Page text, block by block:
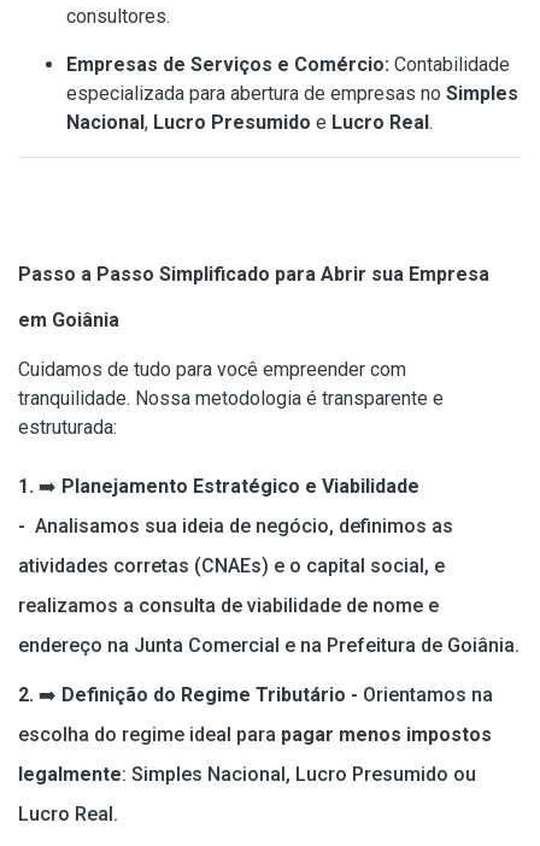
consultores.
Empresas de Serviços e Comércio: Contabilidade
especializada para abertura de empresas no Simples
Nacional, Lucro Presumido e Lucro Real.
Passo a Passo Simplificado para Abrir sua Empresa
em Goiânia
Cuidamos de tudo para você empreender com
tranquilidade. Nossa metodologia é transparente e
estruturada:
1. ➡️ Planejamento Estratégico e Viabilidade
- Analisamos sua ideia de negócio, definimos as
atividades corretas (CNAEs) e o capital social, e
realizamos a consulta de viabilidade de nome e
endereço na Junta Comercial e na Prefeitura de Goiânia.
2. ➡️ Definição do Regime Tributário - Orientamos na
escolha do regime ideal para pagar menos impostos
legalmente: Simples Nacional, Lucro Presumido ou
Lucro Real.